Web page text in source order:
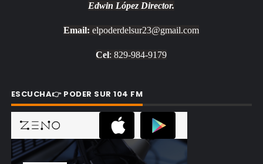
Edwin López Director.
Email: elpoderdelsur23@gmail.com
Cel: 829-984-9179
ESCUCHA👉 PODER SUR 104 FM